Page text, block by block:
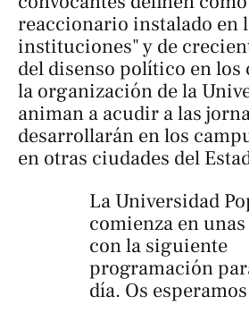
reaccionario instalado en
instituciones" y de
del disenso político en los
la organización de la
animan a acudir a las
desarrollarán en los
en otras ciudades del
La Universidad
comienza en
con la siguiente
programación
día. Os